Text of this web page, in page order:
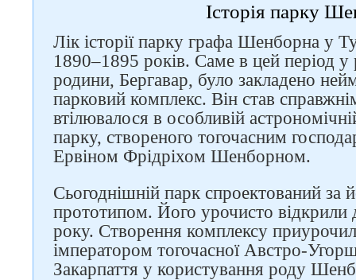
Історія парку
Лік історії парку графа Шенборна у
1890–1895 років. Саме в цей період у
родини, Бергавар, було закладено
парковий комплекс. Він став
втілювалося в особливій
парку, створеного тогочасним
Ервіном Фрідріхом Шенборном.
Сьогоднішній парк спроектований за
прототипом. Його урочисто відкрили
року. Створення комплексу
імператором тогочасної Австро-
Закарпаття у користування роду